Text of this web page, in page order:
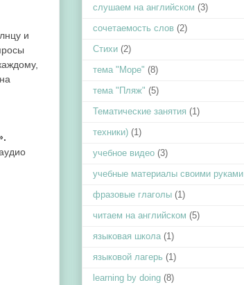
и
слушаем на английском (3)
сочетаемость слов (2)
Стихи (2)
тема "Море" (8)
тема "Пляж" (5)
Тематические занятия (1)
техники) (1)
учебное видео (3)
учебные материалы своими руками
фразовые глаголы (1)
читаем на английском (5)
языковая школа (1)
языковой лагерь (1)
learning by doing (8)